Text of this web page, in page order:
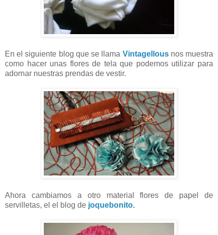
En el siguiente blog que se llama Vintagellous nos muestra
como hacer unas flores de tela que podemos utilizar para
adornar nuestras prendas de vestir.
Ahora cambiamos a otro material flores de papel de
servilletas, el el blog de joquebonito.